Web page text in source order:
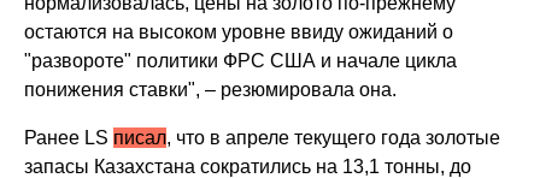
остаются на высоком уровне ввиду ожиданий о
"развороте" политики ФРС США и начале цикла
понижения ставки", – резюмировала она.
Ранее LS писал, что в апреле текущего года золотые
запасы Казахстана сократились на 13,1 тонны, до